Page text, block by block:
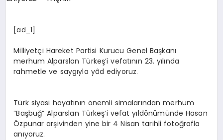
MAGAZIN
TEKNOLOJI
[ad_1]
Milliyetçi Hareket Partisi Kurucu Genel Başkanı
merhum Alparslan Türkeş’i vefatının 23. yılında
rahmetle ve saygıyla yâd ediyoruz.
Türk siyasi hayatının önemli simalarından merhum
”Başbuğ” Alparslan Türkeş’i vefat yıldönümünde Hasan
Özpunar arşivinden yine bir 4 Nisan tarihli fotoğrafla
anıyoruz.